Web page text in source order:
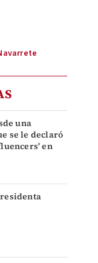
una
se le declaró
en